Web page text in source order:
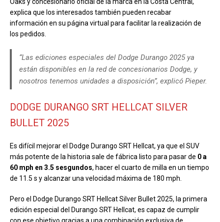
explica que los interesados también pueden recabar
información en su página virtual para facilitar la realización de
los pedidos.
“Las ediciones especiales del Dodge Durango 2025 ya
están disponibles en la red de concesionarios Dodge, y
nosotros tenemos unidades a disposición”, explicó Pieper.
DODGE DURANGO SRT HELLCAT SILVER
BULLET 2025
Es difícil mejorar el Dodge Durango SRT Hellcat, ya que el SUV
más potente de la historia sale de fábrica listo para pasar de 0 a
60 mph en 3.5 sesgundos, hacer el cuarto de milla en un tiempo
de 11.5 s y alcanzar una velocidad máxima de 180 mph.
Pero el Dodge Durango SRT Hellcat Silver Bullet 2025, la primera
edición especial del Durango SRT Hellcat, es capaz de cumplir
con ese objetivo gracias a una combinación exclusiva de